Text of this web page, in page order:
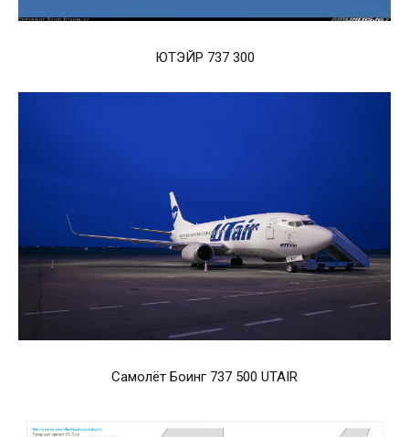
ЮТЭЙР 737 300
Самолёт Боинг 737 500 UTAIR